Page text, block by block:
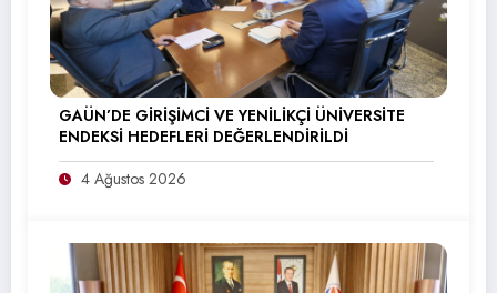
GAÜN’DE GİRİŞİMCİ VE YENİLİKÇİ ÜNİVERSİTE
ENDEKSİ HEDEFLERİ DEĞERLENDİRİLDİ
4 Ağustos 2026